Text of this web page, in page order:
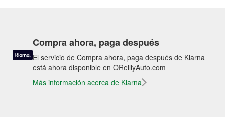
Compra ahora, paga después
El servicio de Compra ahora, paga después de Klarna
está ahora disponible en OReillyAuto.com
Más información acerca de Klarna